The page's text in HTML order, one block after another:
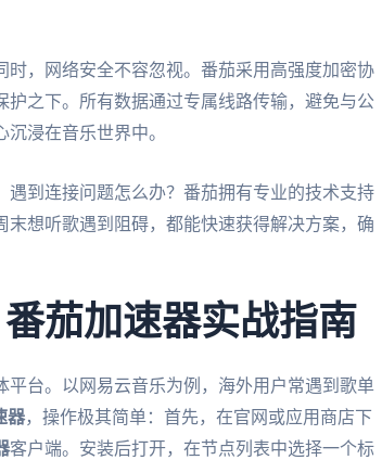
，网络安全不容忽视。番茄采用高强度加密协
之下。所有数据通过专属线路传输，避免与公
浸在音乐世界中。
到连接问题怎么办？番茄拥有专业的技术支持
想听歌遇到阻碍，都能快速获得解决方案，确
茄加速器实战指南
台。以网易云音乐为例，海外用户常遇到歌单
器，操作极其简单：首先，在官网或应用商店下
客户端。安装后打开，在节点列表中选择一个标